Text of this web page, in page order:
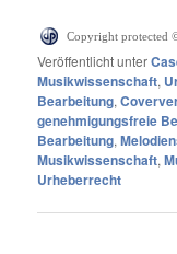
Copyright protected
Veröffentlicht unter
Musikwissenschaft,
Bearbeitung,
genehmigungsfreie
Bearbeitung,
Musikwissenschaft,
Urheberrecht